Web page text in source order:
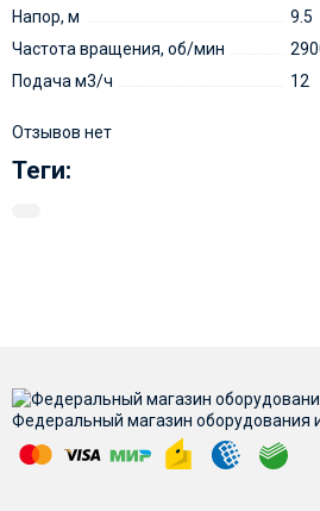
Напор, м
9.5
Частота вращения, об/мин
Подача м3/ч
12
Отзывов нет
Теги:
Федеральный магазин оборудования